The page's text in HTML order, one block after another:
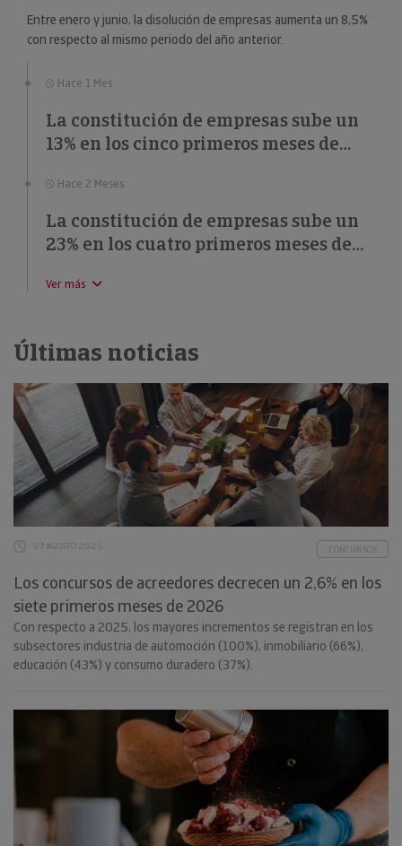
Entre enero y junio, la disolución de empresas aumenta un 8,5%
con respecto al mismo periodo del año anterior.
Hace 1 Mes
La constitución de empresas sube un
13% en los cinco primeros meses de
Hace 2 Meses
La constitución de empresas sube un
23% en los cuatro primeros meses de
Ver más
Últimas noticias
07 AGOSTO 2026 CONCURSOS
Los concursos de acreedores decrecen un 2,6% en los
siete primeros meses de 2026
Con respecto a 2025, los mayores incrementos se registran en los
subsectores industria de automoción (100%), inmobiliario (66%),
educación (43%) y consumo duradero (37%).